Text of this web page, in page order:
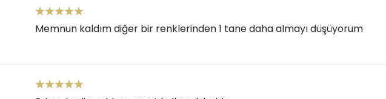
Memnun kaldım diğer bir renklerinden 1 tane daha almayı düşüyorum